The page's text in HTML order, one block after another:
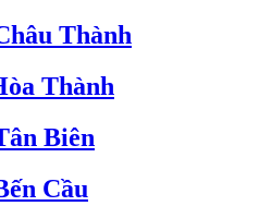
Thành
Thành
Biên
Cầu